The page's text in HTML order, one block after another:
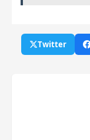
Twitter